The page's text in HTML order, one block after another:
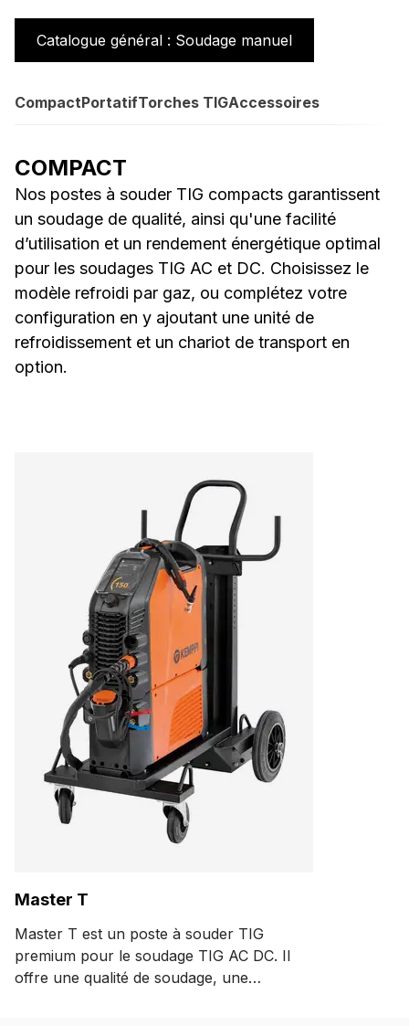
Catalogue général : Soudage manuel
CompactPortatifTorches TIGAccessoires
COMPACT
Nos postes à souder TIG compacts garantissent
un soudage de qualité, ainsi qu'une facilité
d’utilisation et un rendement énergétique optimal
pour les soudages TIG AC et DC. Choisissez le
modèle refroidi par gaz, ou complétez votre
configuration en y ajoutant une unité de
refroidissement et un chariot de transport en
option.
Master T
Master T est un poste à souder TIG
premium pour le soudage TIG AC DC. Il
offre une qualité de soudage, une